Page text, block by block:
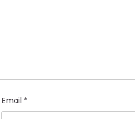
Email *